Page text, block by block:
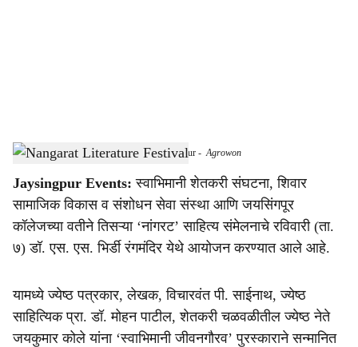
a
r
e
Third Nangarat literary conference in Jaysingpur -Agrowon
Jaysingpur Events: स्वाभिमानी शेतकरी संघटना, शिवार
सामाजिक विकास व संशोधन सेवा संस्था आणि जयसिंगपूर
कॉलेजच्या वतीने तिसऱ्या ‘नांगरट’ साहित्य संमेलनाचे रविवारी (ता.
७) डॉ. एस. एस. भिर्डी रंगमंदिर येथे आयोजन करण्यात आले आहे.
यामध्ये ज्येष्ठ पत्रकार, लेखक, विचारवंत पी. साईनाथ, ज्येष्ठ
साहित्यिक प्रा. डॉ. मोहन पाटील, शेतकरी चळवळीतील ज्येष्ठ नेते
जयकुमार कोले यांना ‘स्वाभिमानी जीवनगौरव’ पुरस्काराने सन्मानित